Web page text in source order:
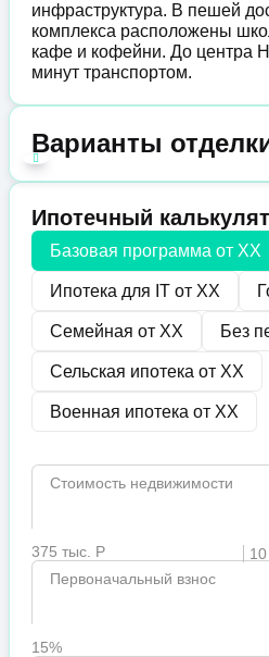
инфраструктура. В пешей
комплекса расположены
кафе и кофейни. До центра
минут транспортом.
Варианты
Ипотечный
Базовая программа от XX
Ипотека для IT от XX
Семейная от XX Без
Сельская ипотека от XX
Военная ипотека от XX
Стоимость недвижимости
375 тыс. Р
Первоначальный взнос
15%